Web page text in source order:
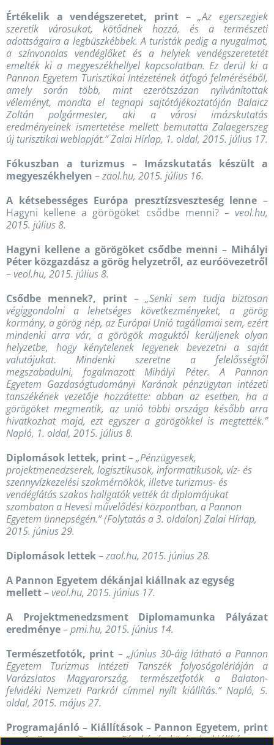
Értékelik a vendégszeretet, print –„Az egerszegiek
szeretik városukat, kötődnek hozzá, és a természeti
adottságaira a legbüszkébbek. A turisták pedig a nyugalmat,
a színvonalas vendéglőket és a helyiek vendégszeretetét
emelték ki a megyeszékhellyel kapcsolatban. Ez derül ki a
Pannon Egyetem Turisztikai Intézetének átfogó felméréséből,
amely során több, mint ezerötszázan nyilvánítottak
véleményt, mondta el tegnapi sajtótájékoztatóján Balaicz
Zoltán polgármester, aki a városi imázskutatás
eredményeinek ismertetése mellett bemutatta Zalaegerszeg
új turisztikai weblapját.” Zalai Hírlap, 1. oldal, 2015. július 17.
Fókuszban a turizmus – Imázskutatás készült a
megyeszékhelyen –zaol.hu, 2015. július 16.
A kétsebességes Európa presztízsveszteség lenne –
Hagyni kellene a görögöket csődbe menni? –veol.hu,
2015. július 8.
Hagyni kellene a görögöket csődbe menni – Mihályi
Péter közgazdász a görög helyzetről, az euróövezetről
– veol.hu, 2015. július 8.
Csődbe mennek?, print–„Senki sem tudja biztosan
végiggondolni a lehetséges következményeket, a görög
kormány, a görög nép, az Európai Unió tagállamai sem, ezért
mindenki arra vár, a görögök maguktól kerüljenek olyan
helyzetbe, hogy kénytelenek legyenek bevezetni a saját
valutájukat. Mindenki szeretne a felelősségtől
megszabadulni, fogalmazott Mihályi Péter. A Pannon
Egyetem Gazdaságtudományi Karának pénzügytan intézeti
tanszékének vezetője hozzátette: abban az esetben, ha a
görögöket megmentik, az unió többi országa később arra
hivatkozhat majd, ezt egyszer a görögökkel is megtették.”
Napló, 1. oldal, 2015. július 8.
Diplomások lettek, print–„Pénzügyesek,
projektmenedzserek, logisztikusok, informatikusok, víz- és
szennyvízkezelési szakmérnökök, illetve turizmus- és
vendéglátás szakos hallgatók vették át diplomájukat
szombaton a Hevesi művelődési központban, a Pannon
Egyetem ünnepségén.” (Folytatás a 3. oldalon) Zalai Hírlap,
2015. június 29.
Diplomások lettek–zaol.hu, 2015. június 28.
A Pannon Egyetem dékánjai kiállnak az egység
mellett– veol.hu, 2015. június 17.
A Projektmenedzsment Diplomamunka Pályázat
eredménye–pmi.hu, 2015. június 14.
Természetfotók, print – „Június 30-áig látható a Pannon
Egyetem Turizmus Intézeti Tanszék folyosógalériáján a
Varázslatos Magyarország, természetfotók a Balaton-
felvidéki Nemzeti Parkról címmel nyílt kiállítás.” Napló, 5.
oldal, 2015. május 27.
Programajánló – Kiállítások – Pannon Egyetem, print
–„A Pannon Egyetem Fényképészkörének kiállítása az